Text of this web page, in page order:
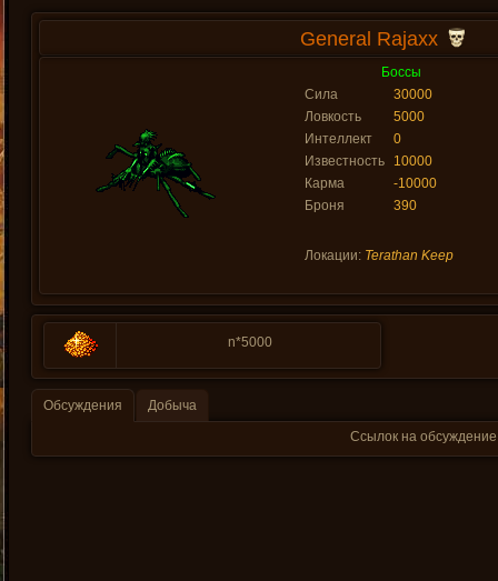
General Rajaxx
Боссы
Сила
30000
Ловкость
5000
Интеллект
0
Известность
10000
Карма
-10000
Броня
390
Локации: Terathan Keep
n*5000
Обсуждения
Добыча
Ссылок на